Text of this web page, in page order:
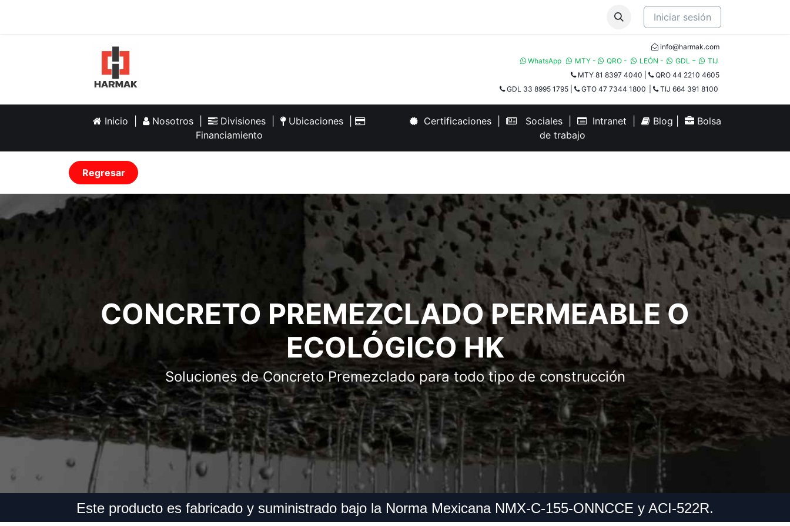
Iniciar sesión
info@harmak.com
WhatsApp
MTY - QRO - LEÓN - GDL -
TIJ​
MTY 81 8397 4040
QRO 44 2210 4605
GDL 33 8995 1795
GTO 47 7344 1800 TIJ 664 391 8100
Inicio Nosotros Divisiones Ubicaciones
Financiamiento
Certificaciones Sociales Intranet Blog
Bolsa
de trabajo
Regresar
CONCRETO PREMEZCLADO PERMEABLE O
ECOLÓGICO HK
Soluciones de Concreto Premezclado para todo tipo de construcción
Este producto es fabricado y suministrado bajo la Norma Mexicana NMX-C-155-ONNCCE y ACI-522R.